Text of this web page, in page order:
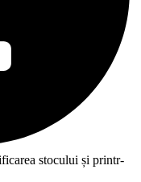
stocului și printr-